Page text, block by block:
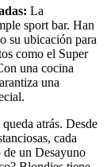
La
sport bar. Han
su ubicación para
como el Super
una cocina
una
atrás. Desde
cada
un Desayuno